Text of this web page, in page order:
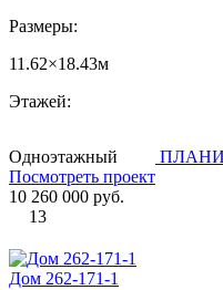
Размеры:
11.62×18.43м
Этажей:
Одноэтажный
Посмотреть проект
10 260 000 руб.
13
Дом 262-171-1